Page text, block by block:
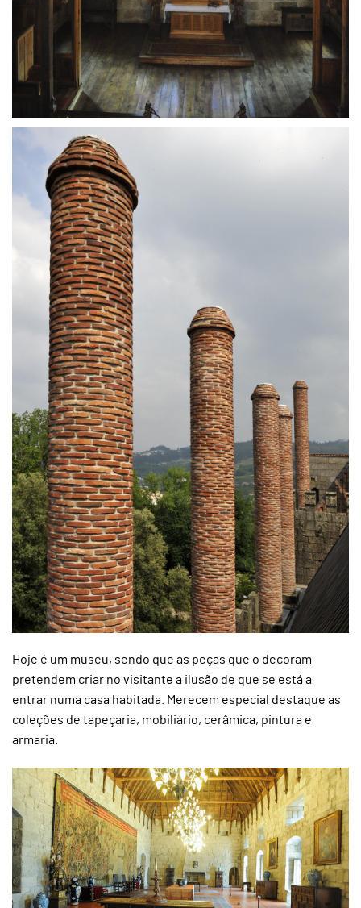
Hoje é um museu, sendo que as peças que o decoram
pretendem criar no visitante a ilusão de que se está a
entrar numa casa habitada. Merecem especial destaque as
coleções de tapeçaria, mobiliário, cerâmica, pintura e
armaria.